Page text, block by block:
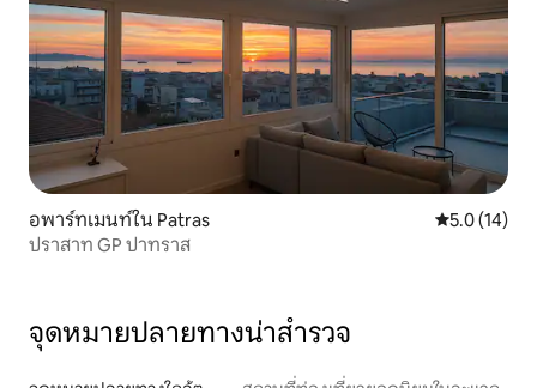
อพาร์ทเมนท์ใน Patras คะแนนเฉลี่ย
5.0 (14)
ปราสาท GP ปาทราส
จุดหมายปลายทางน่าสำรวจ